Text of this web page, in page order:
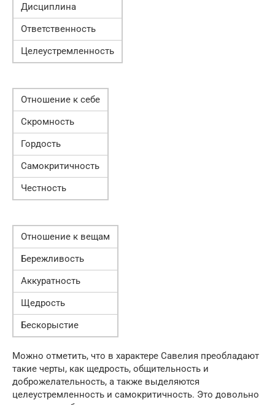
Дисциплина
Ответственность
Целеустремленность
Отношение к себе
Скромность
Гордость
Самокритичность
Честность
Отношение к вещам
Бережливость
Аккуратность
Щедрость
Бескорыстие
Можно отметить, что в характере Савелия преобладают
такие черты, как щедрость, общительность и
доброжелательность, а также выделяются
целеустремленность и самокритичность. Это довольно